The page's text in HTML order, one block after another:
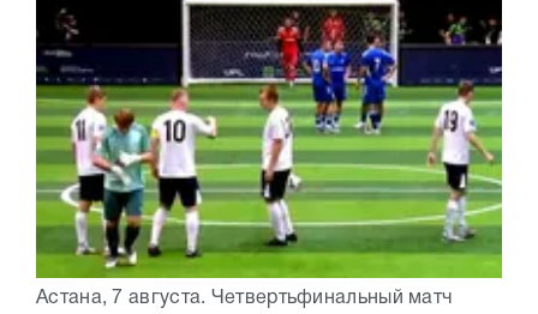
Астана, 7 августа. Четвертьфинальный матч